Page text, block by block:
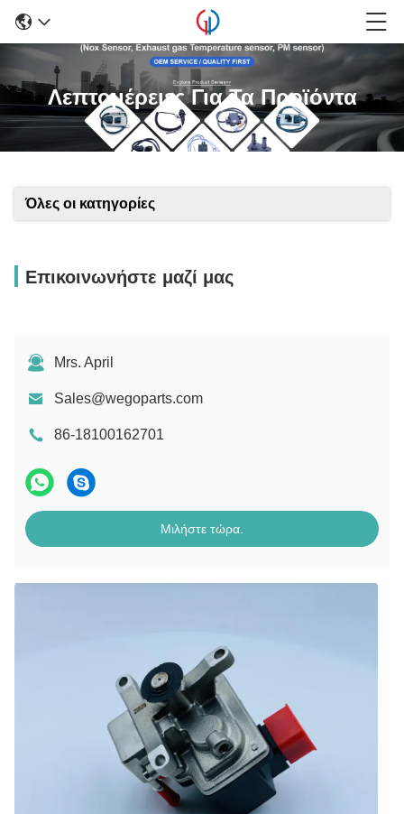
Λεπτομέρειες Για Τα Προϊόντα
Όλες οι κατηγορίες
Επικοινωνήστε μαζί μας
Mrs. April
Sales@wegoparts.com
86-18100162701
Μιλήστε τώρα.